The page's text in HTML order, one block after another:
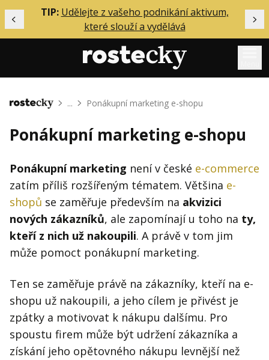
Předchozí
TIP: Udělejte z vašeho podnikání aktivum,
které slouží a vydělává
Mentoring
Solo
Akce
Inzerce
O mně
Přihlášení
Obchodní podmínky
Hledaná fráze Hledat
Domů ... Ponákupní marketing e-shopu
Ponákupní marketing e-shopu
Ponákupní marketing není v české e-commerce
zatím příliš rozšířeným tématem. Většina e-
shopů se zaměřuje především na akvizici
nových zákazníků, ale zapomínají u toho na ty,
kteří z nich už nakoupili. A právě v tom jim
může pomoct ponákupní marketing.
Ten se zaměřuje právě na zákazníky, kteří na e-
shopu už nakoupili, a jeho cílem je přivést je
zpátky a motivovat k nákupu dalšímu. Pro
spoustu firem může být udržení zákazníka a
získání jeho opětovného nákupu levnější než